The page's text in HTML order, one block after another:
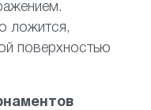
ложится,
поверхностью